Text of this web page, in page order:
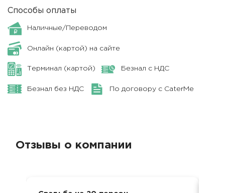
Способы оплаты
Наличные/Переводом
Онлайн (картой) на сайте
Терминал (картой) Безнал с НДС
Безнал без НДС По договору с CaterMe
Отзывы о компании